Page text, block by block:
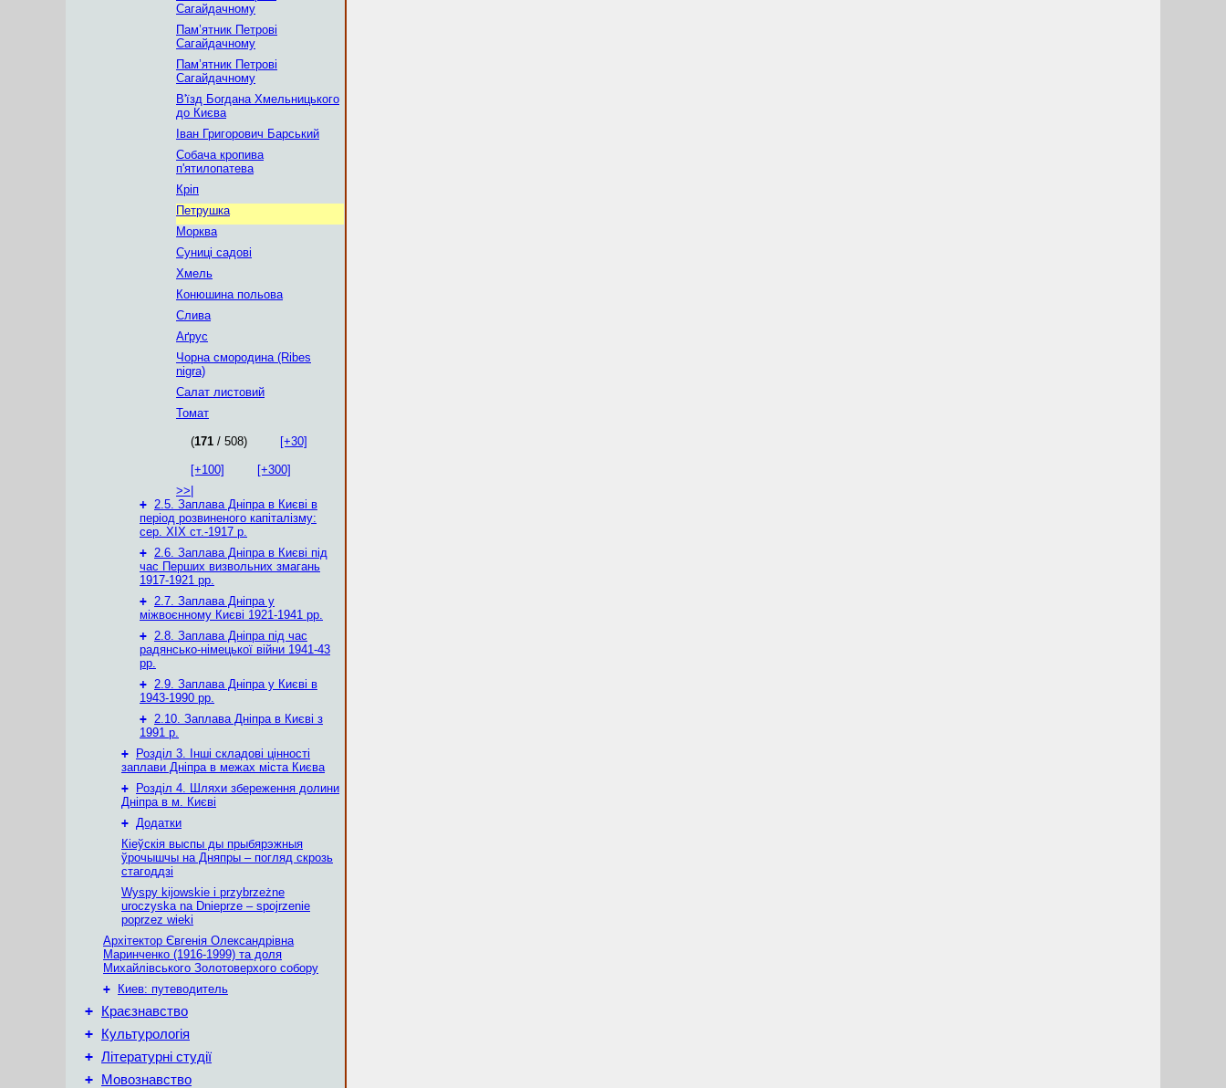
Сагайдачному
Пам’ятник Петрові
Сагайдачному
Пам’ятник Петрові
Сагайдачному
В'їзд Богдана Хмельницького
до Києва
Іван Григорович Барський
Собача кропива
п'ятилопатева
Кріп
Петрушка
Морква
Суниці садові
Хмель
Конюшина польова
Слива
Аґрус
Чорна смородина (Ribes
nigra)
Салат листовий
Томат
(171 / 508) [+30]
[+100]
[+300]
>>|
+ 2.5. Заплава Дніпра в Києві в
період розвиненого капіталізму:
сер. ХІХ ст.-1917 р.
+ 2.6. Заплава Дніпра в Києві під
час Перших визвольних змагань
1917-1921 рр.
+ 2.7. Заплава Дніпра у
міжвоєнному Києві 1921-1941 рр.
+ 2.8. Заплава Дніпра під час
радянсько-німецької війни 1941-43
рр.
+ 2.9. Заплава Дніпра у Києві в
1943-1990 рр.
+ 2.10. Заплава Дніпра в Києві з
1991 р.
+
Розділ 3. Інші складові цінності
заплави Дніпра в межах міста Києва
+
Розділ 4. Шляхи збереження долини
Дніпра в м. Києві
+ Додатки
Кіеўскія выспы ды прыбярэжныя
ўрочышчы на Дняпры – погляд скрозь
стагоддзі
Wyspy kijowskie i przybrzeżne
uroczyska na Dnieprze – spojrzenie
poprzez wieki
Архітектор Євгенія Олександрівна
Маринченко (1916-1999) та доля
Михайлівського Золотоверхого собору
+
Киев: путеводитель
+ Краєзнавство
+ Культурологія
+ Літературні студії
+ Мовознавство